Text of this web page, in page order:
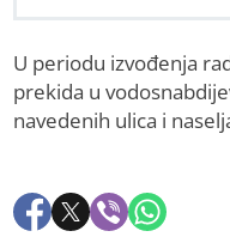
U periodu izvođenja
prekida u
navedenih ulica i